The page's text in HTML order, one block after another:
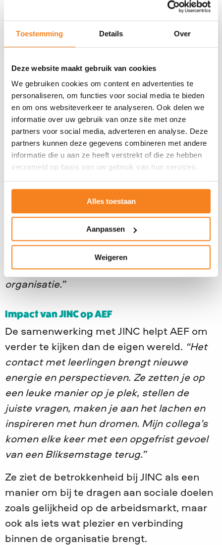
Toestemming Details Over
Deze website maakt gebruik van cookies
We gebruiken cookies om content en advertenties te
personaliseren, om functies voor social media te bieden
en om ons websiteverkeer te analyseren. Ook delen we
informatie over uw gebruik van onze site met onze
partners voor social media, adverteren en analyse. Deze
partners kunnen deze gegevens combineren met andere
informatie die u aan ze heeft verstrekt of die ze hebben
verzameld op basis van uw gebruik van hun services.
Alles toestaan
Aanpassen
Weigeren
Tijdens de Bliksemstages bij AEF spelen
collega’s verschillende rollen in een
rollenspel. Leerlingen denken mee over
een fietsenprobleem bij een school.
geniet van de creatieve oplossingen die
leerlingen bedenken en zie het echt als een
waardevolle ervaring voor zowel de
leerlingen als mijn collega’s.”
Bliksemstage als verbindende factor
vrijwillig. Merel vindt het belangrijk dat
verschillende collega’s de kans krijgen om
werkdruk en blijft deelnemen voor iedereen
werkbaar. Het zorgt ook voor onderlinge
samenwerking en verbinding binnen de
organisatie.”
Impact van JINC op AEF
De samenwerking met JINC helpt AEF om
verder te kijken dan de eigen wereld. “Het
contact met leerlingen brengt nieuwe
energie en perspectieven. Ze zetten je op
een leuke manier op je plek, stellen de
juiste vragen, maken je aan het lachen en
inspireren met hun dromen. Mijn collega’s
komen elke keer met een opgefrist gevoel
van een Bliksemstage terug.”
Ze ziet de betrokkenheid bij JINC als een
manier om bij te dragen aan sociale doelen
zoals gelijkheid op de arbeidsmarkt, maar
ook als iets wat plezier en verbinding
binnen de organisatie brengt.